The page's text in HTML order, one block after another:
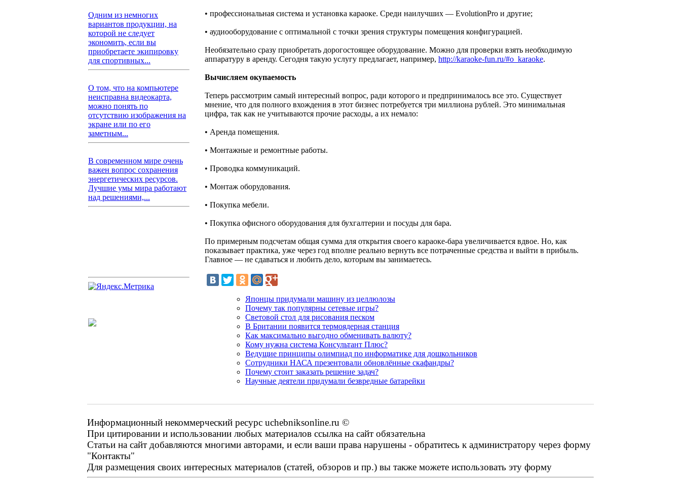
Одним из немногих
вариантов продукции, на
которой не следует
экономить, если вы
приобретаете экипировку
для спортивных...
О том, что на компьютере
неисправна видеокарта,
можно понять по
отсутствию изображения на
экране или по его
заметным...
В современном мире очень
важен вопрос сохранения
энергетических ресурсов.
Лучшие умы мира работают
над решениями,...
• профессиональная система и установка караоке. Среди наилучших — EvolutionPrо и другие;
• аудиооборудование с оптимальной с точки зрения структуры помещения конфигурацией.
Необязательно сразу приобретать дорогостоящее оборудование. Можно для проверки взять необходимую
аппаратуру в аренду. Сегодня такую услугу предлагает, например, http://karaoke-fun.ru/#o_karaoke.
Вычисляем окупаемость
Теперь рассмотрим самый интересный вопрос, ради которого и предпринималось все это. Существует
мнение, что для полного вхождения в этот бизнес потребуется три миллиона рублей. Это минимальная
цифра, так как не учитываются прочие расходы, а их немало:
• Аренда помещения.
• Монтажные и ремонтные работы.
• Проводка коммуникаций.
• Монтаж оборудования.
• Покупка мебели.
• Покупка офисного оборудования для бухгалтерии и посуды для бара.
По примерным подсчетам общая сумма для открытия своего караоке-бара увеличивается вдвое. Но, как
показывает практика, уже через год вполне реально вернуть все потраченные средства и выйти в прибыль.
Главное — не сдаваться и любить дело, которым вы занимаетесь.
Японцы придумали машину из целлюлозы
Почему так популярны сетевые игры?
Световой стол для рисования песком
В Британии появится термоядерная станция
Как максимально выгодно обменивать валюту?
Кому нужна система Консультант Плюс?
Ведущие принципы олимпиад по информатике для дошкольников
Сотрудники НАСА презентовали обновлённые скафандры?
Почему стоит заказать решение задач?
Научные деятели придумали безвредные батарейки
Информационный некоммерческий ресурс uchebniksonline.ru ©
При цитировании и использовании любых материалов ссылка на сайт обязательна
Статьи на сайт добавляются многими авторами, и если ваши права нарушены - обратитесь к администратору через форму
"Контакты"
Для размещения своих интересных материалов (статей, обзоров и пр.) вы также можете использовать эту форму